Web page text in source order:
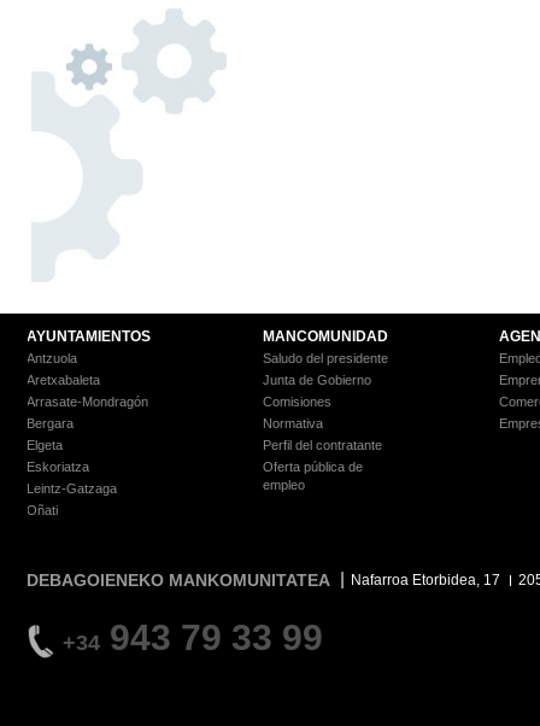
AYUNTAMIENTOS
Antzuola
Aretxabaleta
Arrasate-Mondragón
Bergara
Elgeta
Eskoriatza
Leintz-Gatzaga
Oñati
MANCOMUNIDAD
Saludo del presidente
Junta de Gobierno
Comisiones
Normativa
Perfil del contratante
Oferta pública de
empleo
DEBAGOIENEKO MANKOMUNITATEA Nafarroa Etorbidea, 17
+34 943 79 33 99